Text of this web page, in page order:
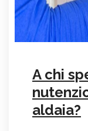
A chi
aldaia?